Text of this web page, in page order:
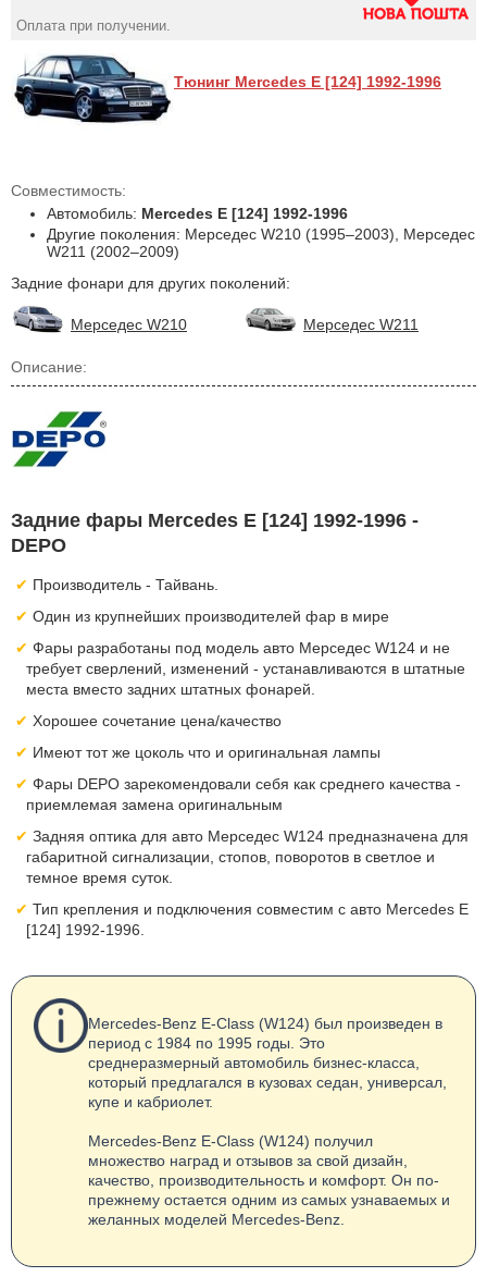
Оплата при получении.
Тюнинг Mercedes E [124] 1992-1996
Совместимость:
Автомобиль: Mercedes E [124] 1992-1996
Другие поколения: Мерседес W210 (1995–2003), Мерседес
W211 (2002–2009)
Задние фонари для других поколений:
Мерседес W210 Мерседес W211
Описание:
Задние фары Mercedes E [124] 1992-1996 -
DEPO
Производитель - Тайвань.
Один из крупнейших производителей фар в мире
Фары разработаны под модель авто Мерседес W124 и не
требует сверлений, изменений - устанавливаются в штатные
места вместо задних штатных фонарей.
Хорошее сочетание цена/качество
Имеют тот же цоколь что и оригинальная лампы
Фары DEPO зарекомендовали себя как среднего качества -
приемлемая замена оригинальным
Задняя оптика для авто Мерседес W124 предназначена для
габаритной сигнализации, стопов, поворотов в светлое и
темное время суток.
Тип крепления и подключения совместим с авто Mercedes E
[124] 1992-1996.
Mercedes-Benz E-Class (W124) был произведен в
период с 1984 по 1995 годы. Это
среднеразмерный автомобиль бизнес-класса,
который предлагался в кузовах седан, универсал,
купе и кабриолет.
Mercedes-Benz E-Class (W124) получил
множество наград и отзывов за свой дизайн,
качество, производительность и комфорт. Он по-
прежнему остается одним из самых узнаваемых и
желанных моделей Mercedes-Benz.